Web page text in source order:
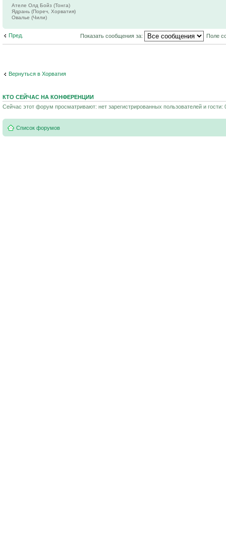
Ателе Олд Бойз (Тонга)
Ядрань (Пореч, Хорватия)
Овалье (Чили)
Пред. Показать сообщения за: Поле
Вернуться в Хорватия
КТО СЕЙЧАС НА КОНФЕРЕНЦИИ
Сейчас этот форум просматривают: нет зарегистрированных пользователей и гости:
Список форумов